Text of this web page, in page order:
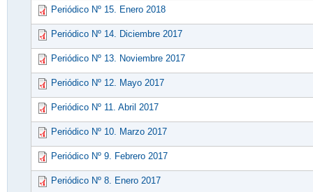
Periódico Nº 15. Enero 2018
Periódico Nº 14. Diciembre 2017
Periódico Nº 13. Noviembre 2017
Periódico Nº 12. Mayo 2017
Periódico Nº 11. Abril 2017
Periódico Nº 10. Marzo 2017
Periódico Nº 9. Febrero 2017
Periódico Nº 8. Enero 2017